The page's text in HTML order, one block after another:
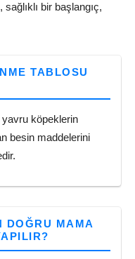
bir başlangıç,
TABLOSU
köpeklerin
besin maddelerini
DOĞRU MAMA